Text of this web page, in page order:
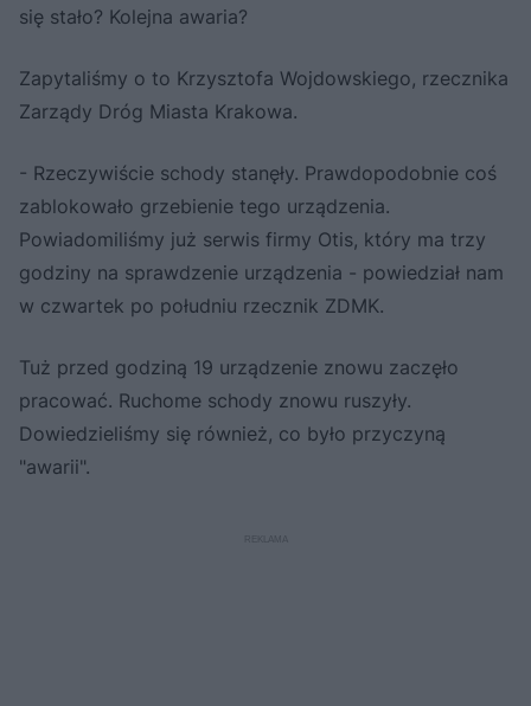
się stało? Kolejna awaria?
Zapytaliśmy o to Krzysztofa Wojdowskiego, rzecznika
Zarządy Dróg Miasta Krakowa.
- Rzeczywiście schody stanęły. Prawdopodobnie coś
zablokowało grzebienie tego urządzenia.
Powiadomiliśmy już serwis firmy Otis, który ma trzy
godziny na sprawdzenie urządzenia - powiedział nam
w czwartek po południu rzecznik ZDMK.
Tuż przed godziną 19 urządzenie znowu zaczęło
pracować. Ruchome schody znowu ruszyły.
Dowiedzieliśmy się również, co było przyczyną
"awarii".